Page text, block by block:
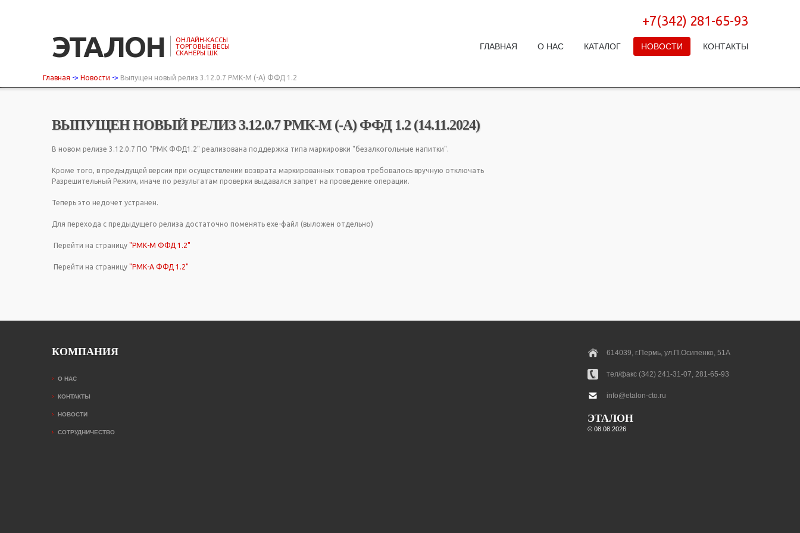
+7(342) 281-65-93
ЭТАЛОН
ОНЛАЙН-КАССЫ
ТОРГОВЫЕ ВЕСЫ
СКАНЕРЫ ШК
ГЛАВНАЯ О НАС КАТАЛОГ НОВОСТИ КОНТАКТЫ
Главная -> Новости -> Выпущен новый релиз 3.12.0.7 РМК-М (-А) ФФД 1.2
ВЫПУЩЕН НОВЫЙ РЕЛИЗ 3.12.0.7 РМК-М (-А) ФФД 1.2 (14.11.2024)
В новом релизе 3.12.0.7 ПО "РМК ФФД1.2" реализована поддержка типа маркировки "безалкогольные напитки".
Кроме того, в предыдущей версии при осуществлении возврата маркированных товаров требовалось вручную отключать
Разрешительный Режим, иначе по результатам проверки выдавался запрет на проведение операции.
Теперь это недочет устранен.
Для перехода с предыдущего релиза достаточно поменять ехе-файл (выложен отдельно)
Перейти на страницу "РМК-М ФФД 1.2"
Перейти на страницу "РМК-А ФФД 1.2"
КОМПАНИЯ
О НАС
КОНТАКТЫ
НОВОСТИ
СОТРУДНИЧЕСТВО
614039, г.Пермь, ул.П.Осипенко, 51А
тел/факс (342) 241-31-07, 281-65-93
info@etalon-cto.ru
ЭТАЛОН
© 08.08.2026